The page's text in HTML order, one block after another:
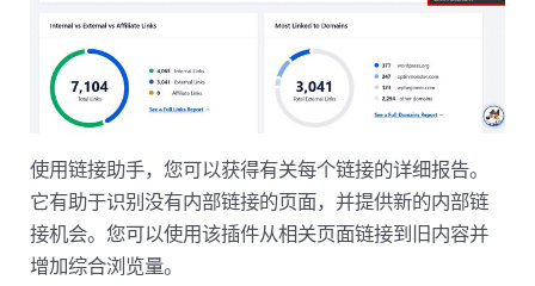
使用链接助手，您可以获得有关每个链接的详细报告。
它有助于识别没有内部链接的页面，并提供新的内部链
接机会。您可以使用该插件从相关页面链接到旧内容并
增加综合浏览量。